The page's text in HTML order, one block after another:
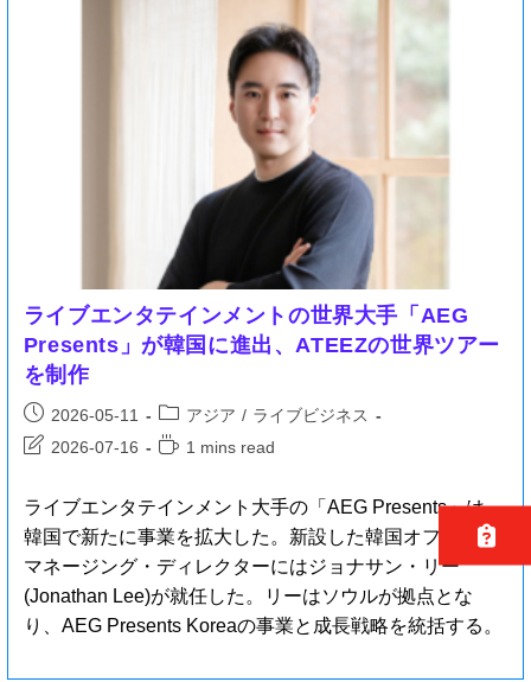
ライブエンタテインメントの世界大手「AEG
Presents」が韓国に進出、ATEEZの世界ツアー
を制作
2026-05-11 アジア / ライブビジネス
2026-07-16
1 mins read
ライブエンタテインメント大手の「AEG Presents」は、
韓国で新たに事業を拡大した。新設した韓国オフィスの
マネージング・ディレクターにはジョナサン・リー
(Jonathan Lee)が就任した。リーはソウルが拠点とな
り、AEG Presents Koreaの事業と成長戦略を統括する。